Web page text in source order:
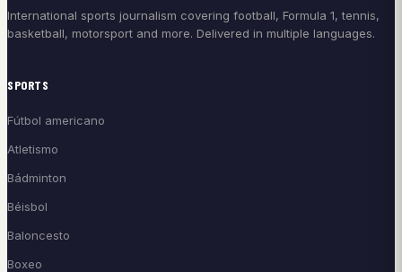
International sports journalism covering football, Formula 1, tennis,
basketball, motorsport and more. Delivered in multiple languages.
SPORTS
Fútbol americano
Atletismo
Bádminton
Béisbol
Baloncesto
Boxeo